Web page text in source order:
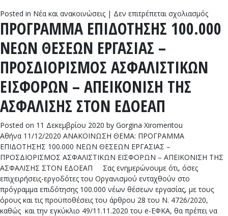
Posted in Νέα και ανακοινώσεις | Δεν επιτρέπεται σχολιασμόςστο
ΠΡΟΓΡΑΜΜΑ ΕΠΙΔΟΤΗΣΗΣ 100.000
ΝΕΩΝ ΘΕΣΕΩΝ ΕΡΓΑΣΙΑΣ –
ΠΡΟΣΔΙΟΡΙΣΜΟΣ ΑΣΦΑΛΙΣΤΙΚΩΝ
ΕΙΣΦΟΡΩΝ – ΑΠΕΙΚΟΝΙΣΗ ΤΗΣ
ΑΣΦΑΛΙΣΗΣ ΣΤΟΝ ΕΔΟΕΑΠ
Posted on 11 Δεκεμβρίου 2020 by Gorgina Xiromeritou
Αθήνα 11/12/2020 ΑΝΑΚΟΙΝΩΣΗ ΘΕΜΑ: ΠΡΟΓΡΑΜΜΑ
ΕΠΙΔΟΤΗΣΗΣ 100.000 ΝΕΩΝ ΘΕΣΕΩΝ ΕΡΓΑΣΙΑΣ –
ΠΡΟΣΔΙΟΡΙΣΜΟΣ ΑΣΦΑΛΙΣΤΙΚΩΝ ΕΙΣΦΟΡΩΝ – ΑΠΕΙΚΟΝΙΣΗ ΤΗΣ
ΑΣΦΑΛΙΣΗΣ ΣΤΟΝ ΕΔΟΕΑΠ Σας ενημερώνουμε ότι, όσες
επιχειρήσεις-εργοδότες του Οργανισμού ενταχθούν στο
πρόγραμμα επιδότησης 100.000 νέων θέσεων εργασίας, με τους
όρους και τις προϋποθέσεις του άρθρου 28 του Ν. 4726/2020,
καθώς και την εγκύκλιο 49/11.11.2020 του e-ΕΦΚΑ, θα πρέπει να